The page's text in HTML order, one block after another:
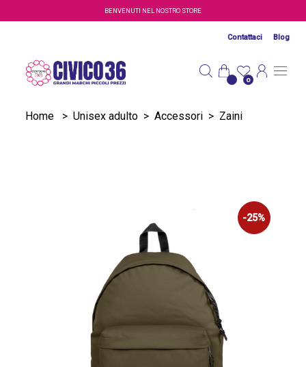
Salta al contenuto principaleBENVENUTI NEL NOSTRO STORE
Contattaci Blog
0
Home > Unisex adulto > Accessori > Zaini
-25%